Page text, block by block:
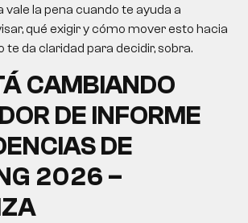
la pena cuando te ayuda a
qué exigir y cómo mover esto hacia
te da claridad para decidir, sobra.
CAMBIANDO
DE INFORME
DE
2026 –